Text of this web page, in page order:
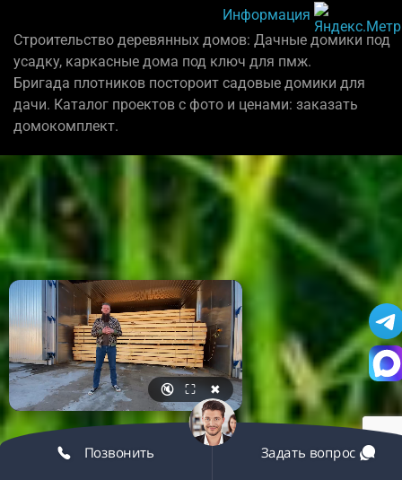
Информация
Строительство деревянных домов: Дачные домики под
усадку, каркасные дома под ключ для пмж.
Бригада плотников постороит садовые домики для
дачи. Каталог проектов с фото и ценами: заказать
домокомплект.
🔇 ⛶ ✖
Позвонить Задать вопрос